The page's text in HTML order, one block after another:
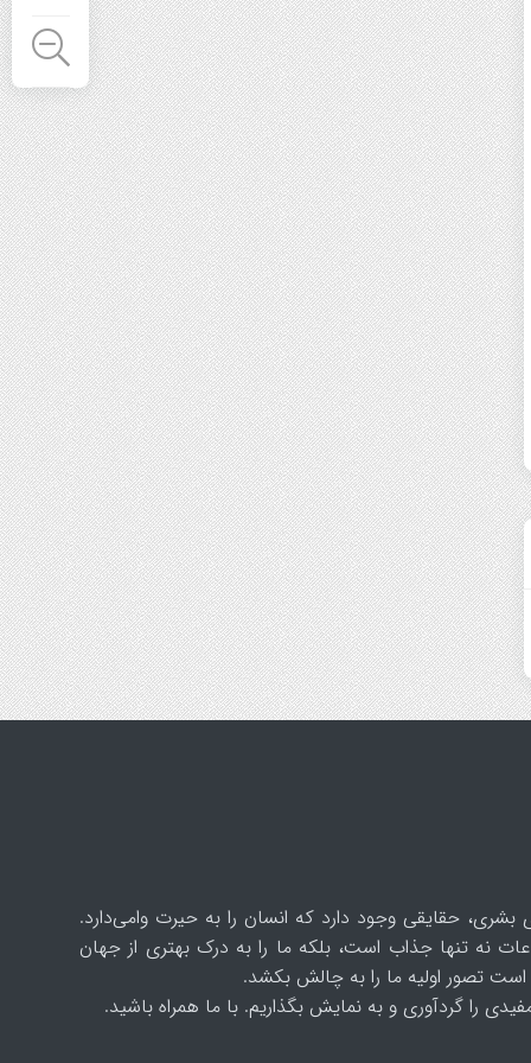
حقایقی وجود دارد که انسان را به حیرت وامی‌دارد.
نه تنها جذاب است، بلکه ما را به درک بهتری از جهان
تصور اولیه ما را به چالش بکشد.
را گردآوری و به نمایش بگذاریم. با ما همراه باشید.